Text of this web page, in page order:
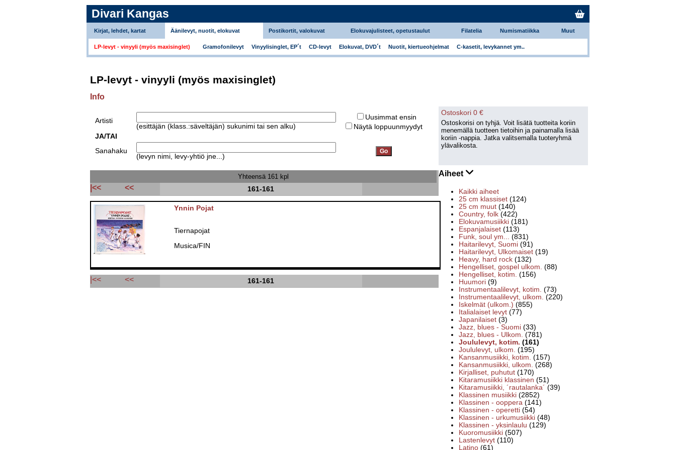
Divari Kangas
Kirjat, lehdet, kartat Äänilevyt, nuotit, elokuvat Postikortit, valokuvat Elokuvajulisteet, opetustaulut Filatelia Numismatiikka Muut
LP-levyt - vinyyli (myös maxisinglet) Gramofonilevyt Vinyylisinglet, EP´t CD-levyt Elokuvat, DVD´t Nuotit, kiertueohjelmat C-kasetit, levykannet ym..
LP-levyt - vinyyli (myös maxisinglet)
Info
Artisti
(esittäjän (klass.:säveltäjän) sukunimi tai sen alku)
Uusimmat ensin
Näytä loppuunmyydyt
JA/TAI
Sanahaku
(levyn nimi, levy-yhtiö jne...)
Ostoskori 0 €
Ostoskorisi on tyhjä. Voit lisätä tuotteita koriin
menemällä tuotteen tietoihin ja painamalla lisää
koriin -nappia. Jatka valitsemalla tuoteryhmä
ylävalikosta.
Aiheet
Kaikki aiheet
25 cm klassiset (124)
25 cm muut (140)
Country, folk (422)
Elokuvamusiikki (181)
Espanjalaiset (113)
Funk, soul ym... (831)
Haitarilevyt, Suomi (91)
Haitarilevyt, Ulkomaiset (19)
Heavy, hard rock (132)
Hengelliset, gospel ulkom. (88)
Hengelliset, kotim. (156)
Huumori (9)
Instrumentaalilevyt, kotim. (73)
Instrumentaalilevyt, ulkom. (220)
Iskelmät (ulkom.) (855)
Italialaiset levyt (77)
Japanilaiset (3)
Jazz, blues - Suomi (33)
Jazz, blues - Ulkom. (781)
Joululevyt, kotim. (161)
Joululevyt, ulkom. (195)
Kansanmusiikki, kotim. (157)
Kansanmusiikki, ulkom. (268)
Kirjalliset, puhutut (170)
Kitaramusiikki klassinen (51)
Kitaramusiikki, ´rautalanka´ (39)
Klassinen musiikki (2852)
Klassinen - ooppera (141)
Klassinen - operetti (54)
Klassinen - urkumusiikki (48)
Klassinen - yksinlaulu (129)
Kuoromusiikki (507)
Lastenlevyt (110)
Latino (61)
Yhteensä 161 kpl
|<< << 161-161
Ynnin Pojat
Tiernapojat
Musica/FIN
|<< << 161-161